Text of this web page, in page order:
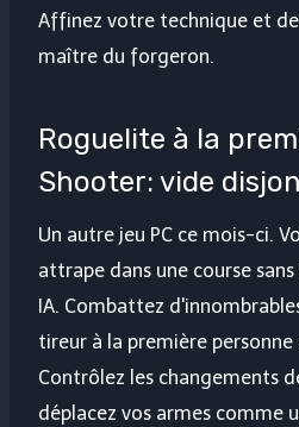
Affinez votre technique et
maître du forgeron.
Roguelite à la
Shooter: vide
Un autre jeu PC ce mois-ci.
attrape dans une course
IA. Combattez
tireur à la première personne
Contrôlez les changements
déplacez vos armes comme